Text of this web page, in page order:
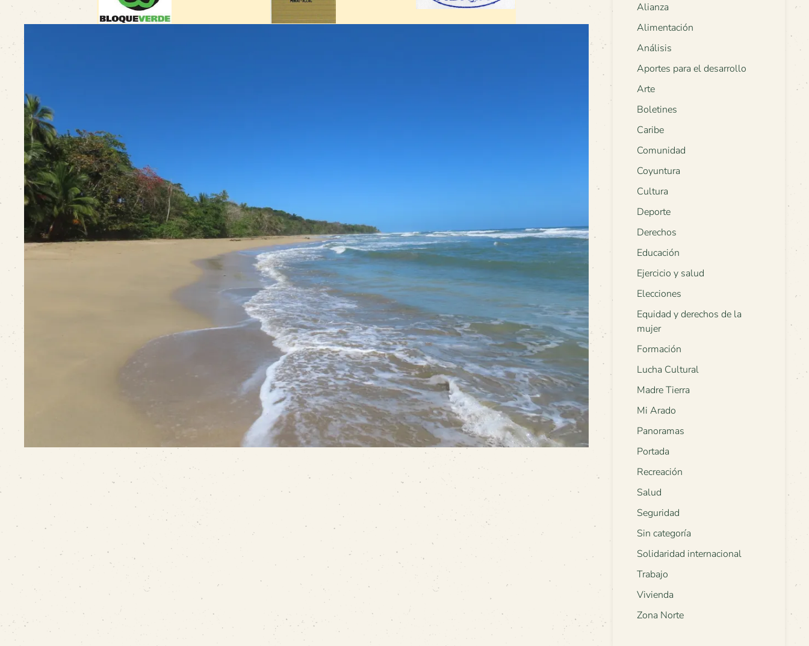
Alianza
Alimentación
Análisis
Aportes para el desarrollo
Arte
Boletines
Caribe
Comunidad
Coyuntura
Cultura
Deporte
Derechos
Educación
Ejercicio y salud
Elecciones
Equidad y derechos de la
mujer
Formación
Lucha Cultural
Madre Tierra
Mi Arado
Panoramas
Portada
Recreación
Salud
Seguridad
Sin categoría
Solidaridad internacional
Trabajo
Vivienda
Zona Norte